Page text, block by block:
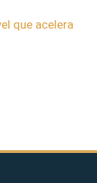
que acelera